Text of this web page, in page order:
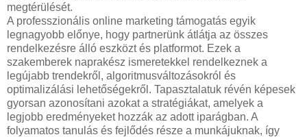
megtérülését.
A professzionális online marketing támogatás egyik
legnagyobb előnye, hogy partnerünk átlátja az összes
rendelkezésre álló eszközt és platformot. Ezek a
szakemberek naprakész ismeretekkel rendelkeznek a
legújabb trendekről, algoritmusváltozásokról és
optimalizálási lehetőségekről. Tapasztalatuk révén képesek
gyorsan azonosítani azokat a stratégiákat, amelyek a
legjobb eredményeket hozzák az adott iparágban. A
folyamatos tanulás és fejlődés része a munkájuknak, így